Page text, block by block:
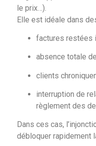
le prix…).
Elle est idéale dans
factures restées
absence totale
clients
interruption de
règlement des
Dans ces cas,
débloquer rapidement